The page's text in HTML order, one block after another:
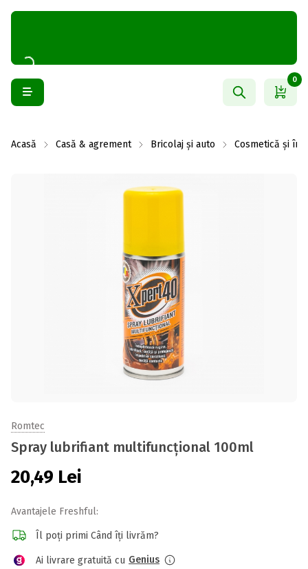
0
Acasă Casă & agrement Bricolaj și auto Cosmetică și
Romtec
Spray lubrifiant multifuncțional 100ml
20,49 Lei
Avantajele Freshful:
Îl poți primi Când îți livrăm?
Ai livrare gratuită cu Genius